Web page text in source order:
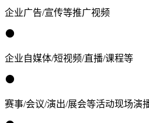
企业广告/宣传等推广视频
企业自媒体/短视频/直播/课程等
赛事/会议/演出/展会等活动现场演